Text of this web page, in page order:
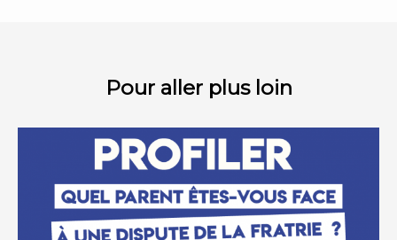
Pour aller plus loin